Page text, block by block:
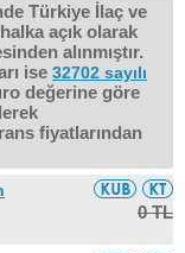
Türkiye İlaç ve
açık olarak
alınmıştır.
ise 32702 sayılı
değerine göre
fiyatlarından
0 TL